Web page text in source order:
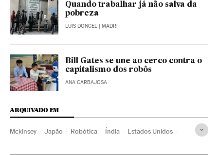
Quando trabalhar já não salva da
pobreza
LUIS DONCEL | MADRI
Bill Gates se une ao cerco contra o
capitalismo dos robôs
ANA CARBAJOSA
ARQUIVADO EM
Mckinsey Japão Robótica Índia Estados Unidos